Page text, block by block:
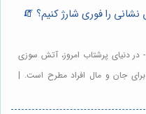
را فوری شارژ کنیم؟ 🧯
دنیای پرشتاب امروز، آتش سوزی
جان و مال افراد مطرح است. |